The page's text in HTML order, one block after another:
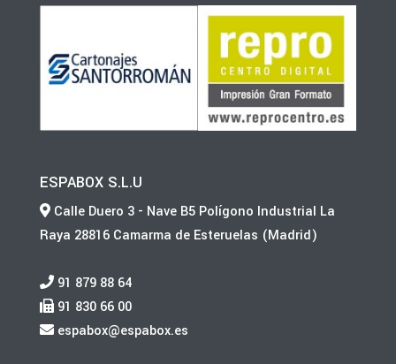
ESPABOX S.L.U
Calle Duero 3 - Nave B5 Polígono Industrial La
Raya 28816 Camarma de Esteruelas (Madrid)
91 879 88 64
91 830 66 00
espabox@espabox.es